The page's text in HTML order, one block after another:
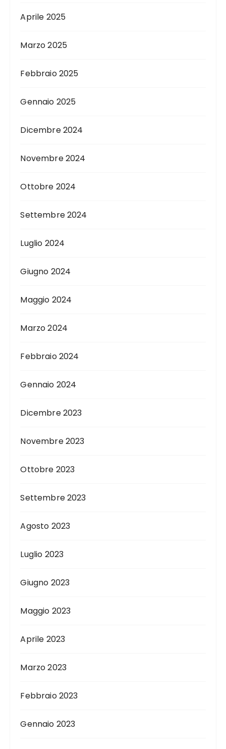
Aprile 2025
Marzo 2025
Febbraio 2025
Gennaio 2025
Dicembre 2024
Novembre 2024
Ottobre 2024
Settembre 2024
Luglio 2024
Giugno 2024
Maggio 2024
Marzo 2024
Febbraio 2024
Gennaio 2024
Dicembre 2023
Novembre 2023
Ottobre 2023
Settembre 2023
Agosto 2023
Luglio 2023
Giugno 2023
Maggio 2023
Aprile 2023
Marzo 2023
Febbraio 2023
Gennaio 2023